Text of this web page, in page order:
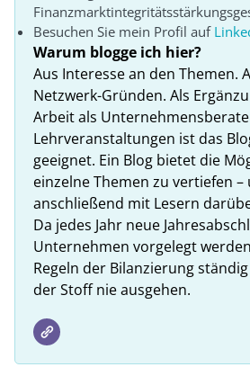
Besuchen Sie mein Profil auf
Warum blogge ich hier?
Aus Interesse an den Themen.
Netzwerk-Gründen. Als
Arbeit als
Lehrveranstaltungen ist das
geeignet. Ein Blog bietet die
einzelne Themen zu vertiefen –
anschließend mit Lesern
Da jedes Jahr neue
Unternehmen vorgelegt
Regeln der Bilanzierung
der Stoff nie ausgehen.